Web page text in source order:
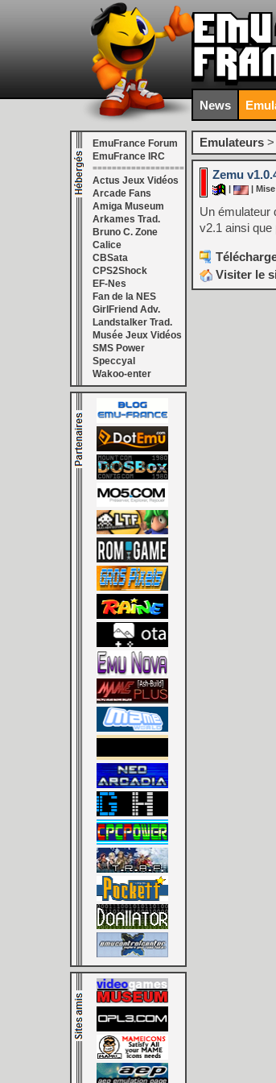
News
EmuFrance Forum
EmuFrance IRC
===================
Actus Jeux Vidéos
Arcade Fans
Amiga Museum
Arkames Trad.
Bruno C. Zone
Calice
CBSata
CPS2Shock
EF-Nes
Fan de la NES
GirlFriend Adv.
Landstalker Trad.
Musée Jeux Vidéos
SMS Power
Speccyal
Wakoo-enter
Emulateurs >
Zemu
|
Un émulateur
v2.1 ainsi
Visiter le